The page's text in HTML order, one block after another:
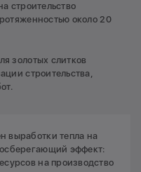
строительство
около 20
золотых слитков
строительства,
выработки тепла на
эффект:
на производство